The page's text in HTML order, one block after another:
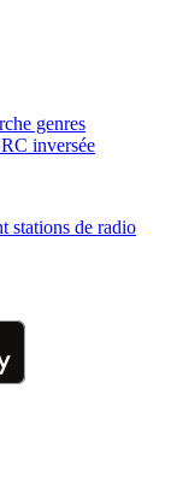
genres
inversée
stations de radio